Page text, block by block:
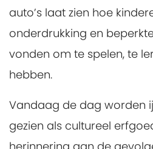
auto’s laat zien hoe
onderdrukking en
vonden om te spelen, te
hebben.
Vandaag de dag worden
gezien als cultureel